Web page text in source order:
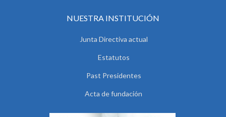
NUESTRA INSTITUCIÓN
Junta Directiva actual
Estatutos
Past Presidentes
Acta de fundación